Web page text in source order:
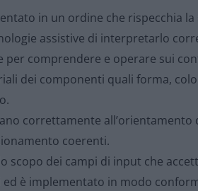
in un ordine che rispecchia
assistive di interpretarlo
comprendere e operare sui
dei componenti quali forma,
correttamente all’orientamento
coerenti.
scopo dei campi di input che
è implementato in modo